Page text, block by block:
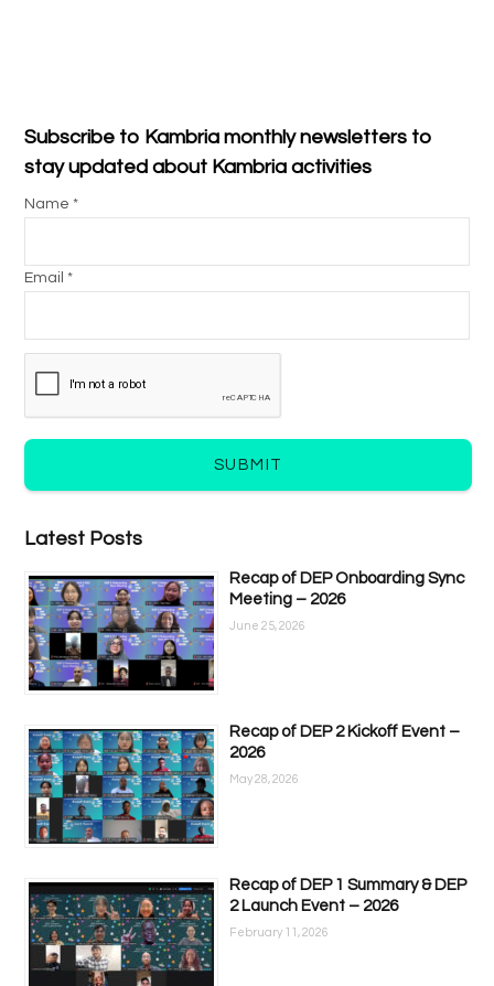
Subscribe to Kambria monthly newsletters to
stay updated about Kambria activities
Name *
Email *
SUBMIT
Latest Posts
Recap of DEP Onboarding Sync
Meeting – 2026
June 25, 2026
Recap of DEP 2 Kickoff Event –
2026
May 28, 2026
Recap of DEP 1 Summary & DEP
2 Launch Event – 2026
February 11, 2026